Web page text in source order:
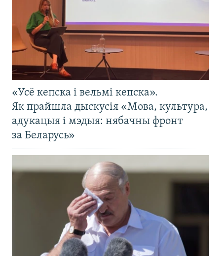
«Усё кепска і вельмі кепска».
Як прайшла дыскусія «Мова, культура,
адукацыя і мэдыя: нябачны фронт
за Беларусь»